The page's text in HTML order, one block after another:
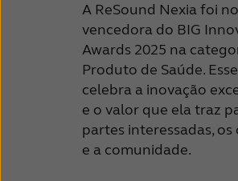
A ReSound Nexia foi
vencedora do BIG
Awards 2025 na
Produto de Saúde.
celebra a inovação
e o valor que ela traz
partes interessadas, os
e a comunidade.